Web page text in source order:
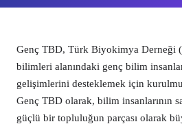
Genç TBD, Türk Biyokimya Derneği
bilimleri alanındaki genç bilim
gelişimlerini desteklemek için
Genç TBD olarak, bilim insanlarının
güçlü bir topluluğun parçası olarak